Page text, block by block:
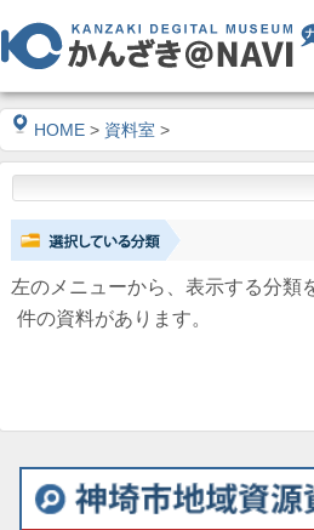
HOME > 資料室 >
左のメニューから、表示する分類
件の資料があります。